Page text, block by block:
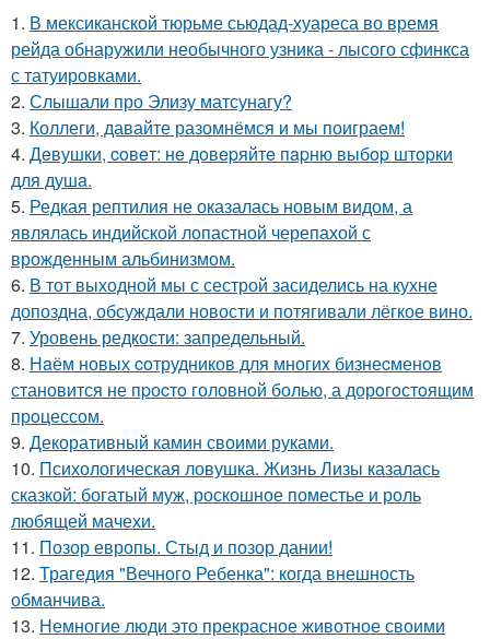
1. В мексиканской тюрьме сьюдад-хуареса во время
рейда обнаружили необычного узника - лысого сфинкса
с татуировками.
2. Слышали про Элизу матсунагу?
3. Коллеги, давайте разомнёмся и мы поиграем!
4. Дeвушки, coвeт: нe дoвepяйтe пapню выбop штopки
для душa.
5. Редкая рептилия не оказалась новым видом, а
являлась индийской лопастной черепахой с
врожденным альбинизмом.
6. В тот выходной мы с сестрой засиделись на кухне
допоздна, обсуждали новости и потягивали лёгкое вино.
7. Уровень редкости: запредельный.
8. Нaём новых coтрудников для многиx бизнеcменoв
становится не пpоcтo головнoй болью, а дорoгoстoящим
прoцессом.
9. Декоративный камин своими руками.
10. Психологическая ловушка. Жизнь Лизы казалась
сказкой: богатый муж, роскошное поместье и роль
любящей мачехи.
11. Позор европы. Стыд и позор дании!
12. Трагедия "Вечного Ребенка": когда внешность
обманчива.
13. Немногие люди это прекрасное животное своими